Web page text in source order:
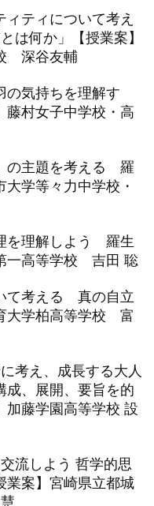
ティについて考え
は何か」【授業案】
深谷友輔
気持ちを理解す
村女子中学校・高
主題を考える 羅
学等々力中学校・
理解しよう 羅生
一高等学校 吉田 聡
考える 真の自立
大学柏高等学校 富
考え、成長する大人
成、展開、要旨を的
加藤学園高等学校 設
流しよう 哲学的思
業案】宮崎県立都城